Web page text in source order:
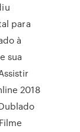
para
à
sua
2018